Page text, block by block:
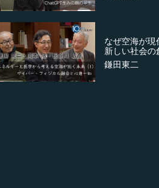
なぜ空海が
新しい社会の
鎌田東二